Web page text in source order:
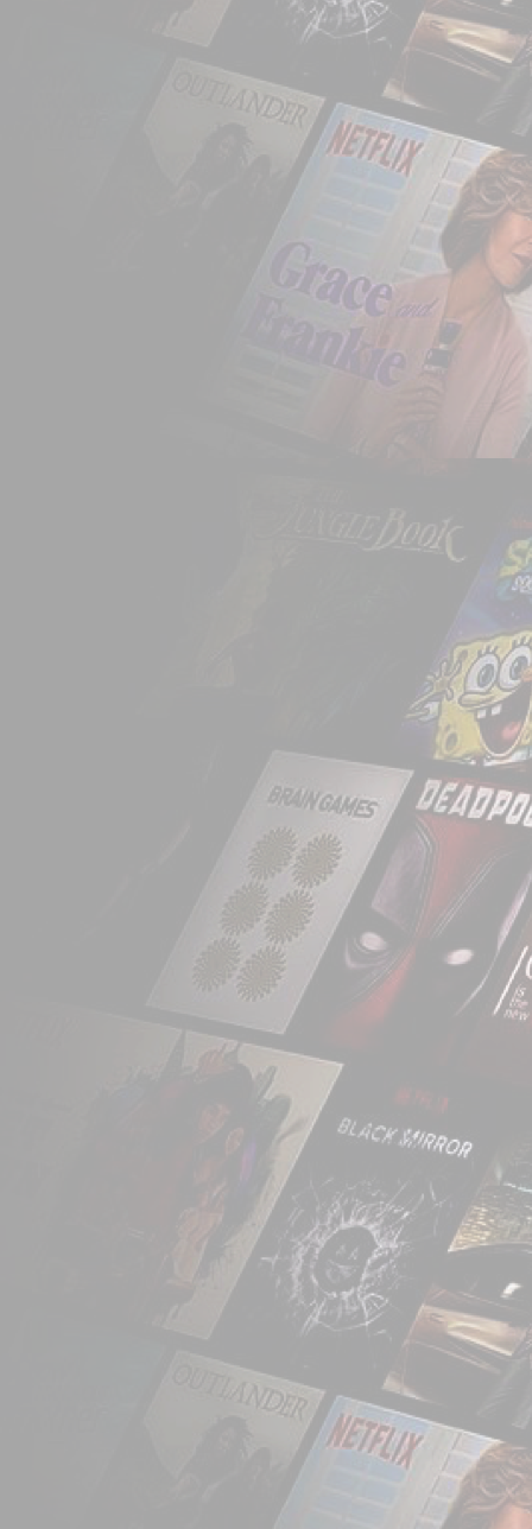
com base nesse
eram sugeridos
encontro aos
seguinte, adotou
oferecia aluguer
mensal acessível,
podemos
Em Fevereiro de
serviço, mais
como objetivo
os seus clientes e
usando essas
para pessoas cujos
Dezembro do
anúncios de
em Fevereiro do ano
de assinantes.